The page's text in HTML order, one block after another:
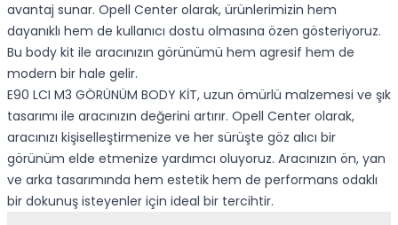
avantaj sunar. Opell Center olarak, ürünlerimizin hem
dayanıklı hem de kullanıcı dostu olmasına özen gösteriyoruz.
Bu body kit ile aracınızın görünümü hem agresif hem de
modern bir hale gelir.
E90 LCI M3 GÖRÜNÜM BODY KİT, uzun ömürlü malzemesi ve şık
tasarımı ile aracınızın değerini artırır. Opell Center olarak,
aracınızı kişiselleştirmenize ve her sürüşte göz alıcı bir
görünüm elde etmenize yardımcı oluyoruz. Aracınızın ön, yan
ve arka tasarımında hem estetik hem de performans odaklı
bir dokunuş isteyenler için ideal bir tercihtir.